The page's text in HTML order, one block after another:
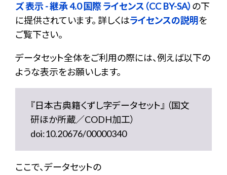
ズ 表示 - 継承 4.0 国際 ライセンス（CC BY-SA） の下
に提供されています。 詳しくはライセンスの説明を
ご覧下さい。
データセット全体をご利用の際には、例えば以下の
ような表示をお願いします。
『日本古典籍くずし字データセット』 （国文
研ほか所蔵／CODH加工）
doi:10.20676/00000340
ここで、データセットの